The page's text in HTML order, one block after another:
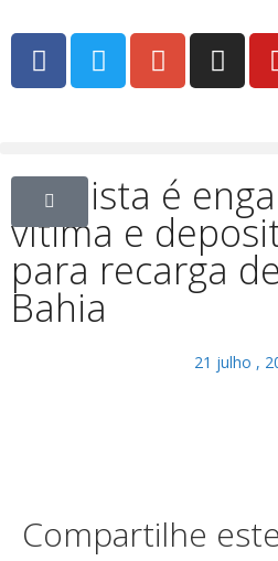
Golpista é
vítima e
para recarga
Bahia
21 julho ,
Compartilhe